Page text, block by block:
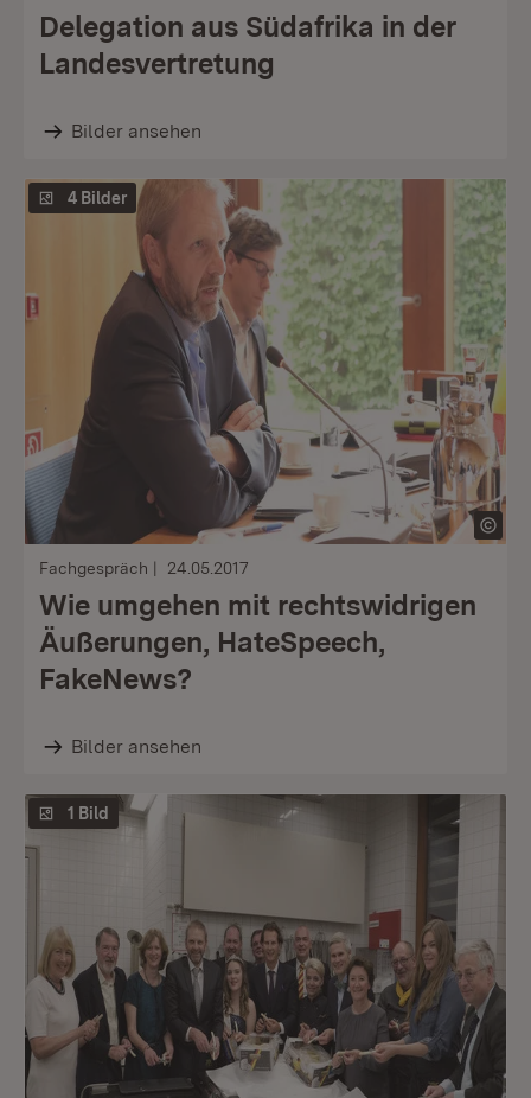
Delegation aus Südafrika in der
Landesvertretung
Bilder ansehen
4 Bilder
Fachgespräch 24.05.2017
Wie umgehen mit rechtswidrigen
Äußerungen, HateSpeech,
FakeNews?
Bilder ansehen
1 Bild